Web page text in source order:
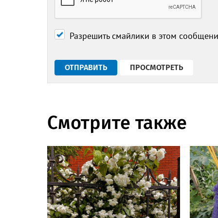
Разрешить смайлики в этом
Смотрите также